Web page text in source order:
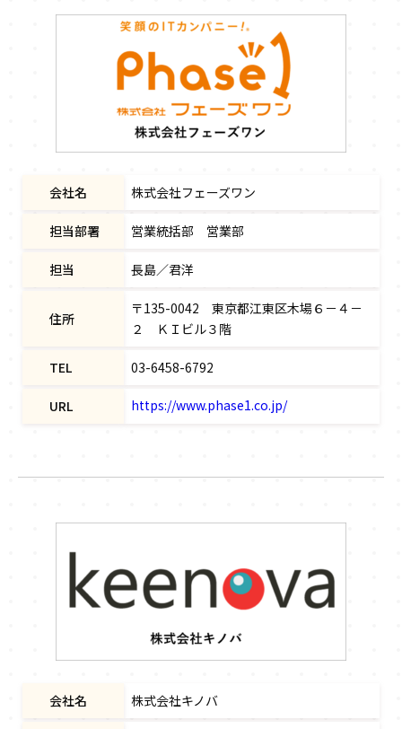
会社名 株式会社フェーズワン
担当部署 営業統括部 営業部
担当 長島／君洋
住所
〒135-0042 東京都江東区木場６－４－
２ ＫＩビル３階
TEL 03-6458-6792
URL https://www.phase1.co.jp/
会社名 株式会社キノバ